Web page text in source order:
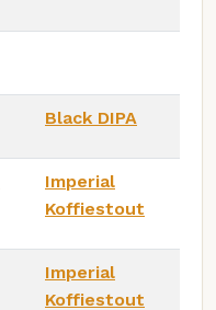
Black DIPA
Imperial
Koffiestout
Imperial
Koffiestout